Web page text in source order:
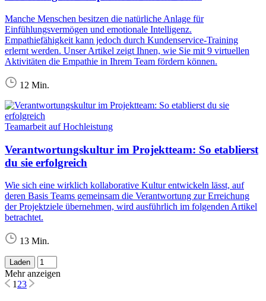
Manche Menschen besitzen die natürliche Anlage für
Einfühlungsvermögen und emotionale Intelligenz.
Empathiefähigkeit kann jedoch durch Kundenservice-Training
erlernt werden. Unser Artikel zeigt Ihnen, wie Sie mit 9 virtuellen
Aktivitäten die Empathie in Ihrem Team fördern können.
12 Min.
Teamarbeit auf Hochleistung
Verantwortungskultur im Projektteam: So etablierst
du sie erfolgreich
Wie sich eine wirklich kollaborative Kultur entwickeln lässt, auf
deren Basis Teams gemeinsam die Verantwortung zur Erreichung
der Projektziele übernehmen, wird ausführlich im folgenden Artikel
betrachtet.
13 Min.
Laden
Mehr anzeigen
1 23